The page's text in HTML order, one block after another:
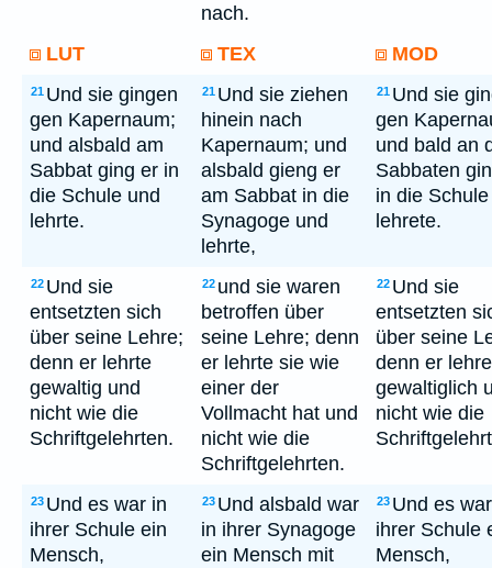
nach.
LUT TEX MOD
21 Und sie gingen
gen Kapernaum;
und alsbald am
Sabbat ging er in
die Schule und
lehrte.
21 Und sie ziehen
hinein nach
Kapernaum; und
alsbald gieng er
am Sabbat in die
Synagoge und
lehrte,
21 Und sie
gen
und bald an
Sabbaten
in die
lehrete.
22 Und sie
entsetzten sich
über seine Lehre;
denn er lehrte
gewaltig und
nicht wie die
Schriftgelehrten.
22 und sie waren
betroffen über
seine Lehre; denn
er lehrte sie wie
einer der
Vollmacht hat und
nicht wie die
Schriftgelehrten.
22 Und sie
entsetzten
über seine
denn er
gewaltiglich
nicht wie die
23 Und es war in
ihrer Schule ein
Mensch,
23 Und alsbald war
in ihrer Synagoge
ein Mensch mit
23 Und es
ihrer Schule
Mensch,